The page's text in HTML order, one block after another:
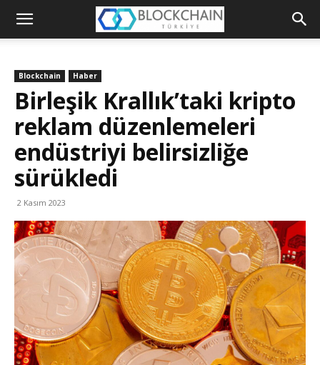
Blockchain
Platformu
Blockchain Haber
Birleşik Krallık’taki kripto
reklam düzenlemeleri
endüstriyi belirsizliğe
sürükledi
2 Kasım 2023